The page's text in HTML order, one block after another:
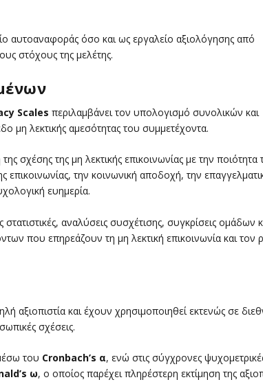
αυτοαναφοράς όσο και ως εργαλείο αξιολόγησης από
στόχους της μελέτης.
Scales περιλαμβάνει τον υπολογισμό συνολικών και
λεκτικής αμεσότητας του συμμετέχοντα.
σχέσης της μη λεκτικής επικοινωνίας με την ποιότητα
την κοινωνική αποδοχή, την
ευημερία.
αναλύσεις συσχέτισης, συγκρίσεις ομάδων
που επηρεάζουν τη μη λεκτική επικοινωνία και τον
αξιοπιστία και έχουν χρησιμοποιηθεί εκτενώς σε
σχέσεις.
του Cronbach’s α, ενώ στις σύγχρονες
ω, ο οποίος παρέχει πληρέστερη εκτίμηση της